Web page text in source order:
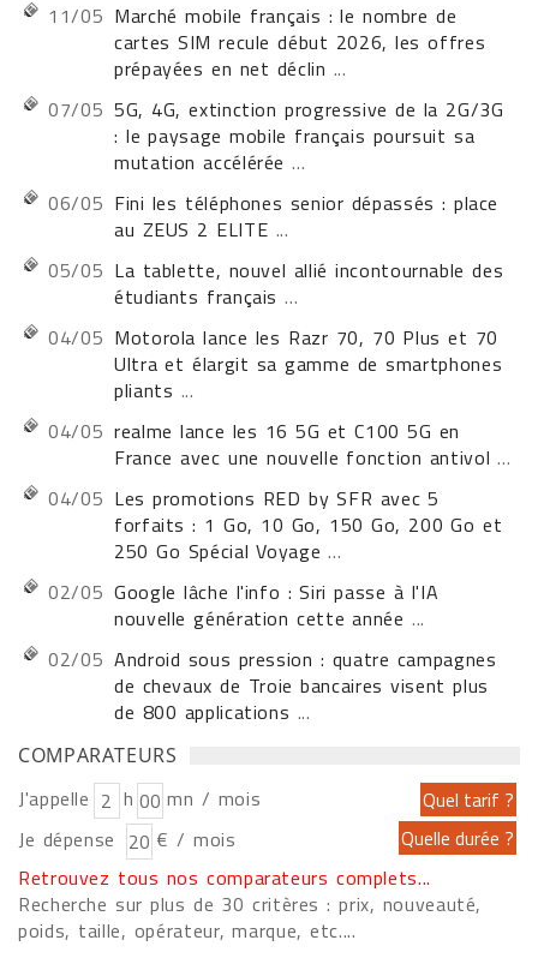
11/05 Marché mobile français : le nombre de
cartes SIM recule début 2026, les offres
prépayées en net déclin ...
07/05 5G, 4G, extinction progressive de la 2G/3G
: le paysage mobile français poursuit sa
mutation accélérée ...
06/05 Fini les téléphones senior dépassés : place
au ZEUS 2 ELITE ...
05/05 La tablette, nouvel allié incontournable des
étudiants français ...
04/05 Motorola lance les Razr 70, 70 Plus et 70
Ultra et élargit sa gamme de smartphones
pliants ...
04/05 realme lance les 16 5G et C100 5G en
France avec une nouvelle fonction antivol ...
04/05 Les promotions RED by SFR avec 5
forfaits : 1 Go, 10 Go, 150 Go, 200 Go et
250 Go Spécial Voyage ...
02/05 Google lâche l'info : Siri passe à l'IA
nouvelle génération cette année ...
02/05 Android sous pression : quatre campagnes
de chevaux de Troie bancaires visent plus
de 800 applications ...
COMPARATEURS
J'appelle h
mn / mois
Je dépense
€ / mois
Retrouvez tous nos comparateurs complets...
Recherche sur plus de 30 critères : prix, nouveauté,
poids, taille, opérateur, marque, etc....